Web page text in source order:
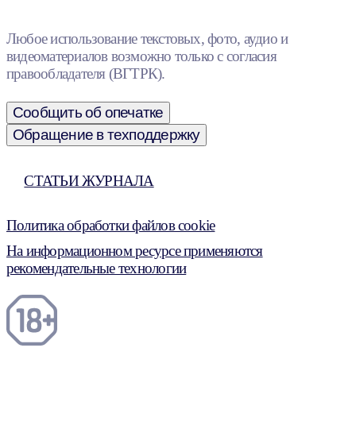
Любое использование текстовых, фото, аудио и
видеоматериалов возможно только с согласия
правообладателя (ВГТРК).
Сообщить об опечатке
Обращение в техподдержку
СТАТЬИ ЖУРНАЛА
Политика обработки файлов cookie
На информационном ресурсе применяются
рекомендательные технологии